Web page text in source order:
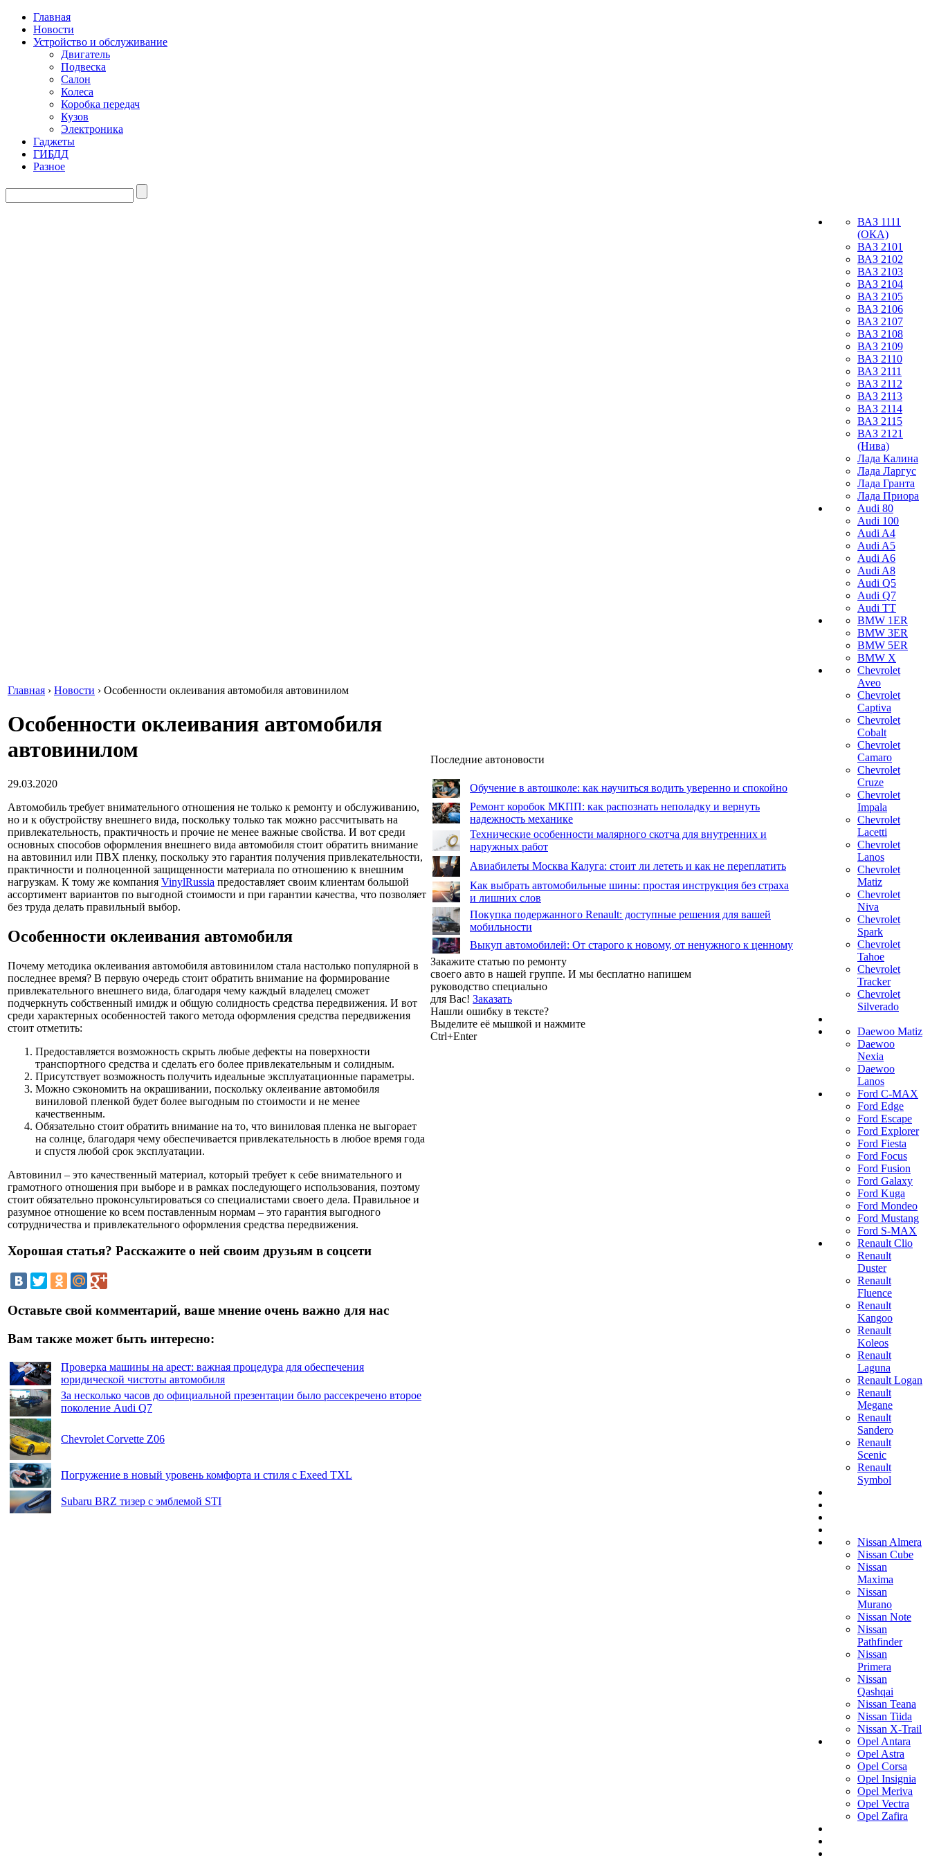
Главная
Новости
Устройство и обслуживание
Двигатель
Подвеска
Салон
Колеса
Коробка передач
Кузов
Электроника
Гаджеты
ГИБДД
Разное
Главная › Новости › Особенности оклеивания автомобиля автовинилом
Особенности оклеивания автомобиля
автовинилом
29.03.2020
Автомобиль требует внимательного отношения не только к ремонту и обслуживанию,
но и к обустройству внешнего вида, поскольку только так можно рассчитывать на
привлекательность, практичность и прочие не менее важные свойства. И вот среди
основных способов оформления внешнего вида автомобиля стоит обратить внимание
на автовинил или ПВХ пленку, поскольку это гарантия получения привлекательности,
практичности и полноценной защищенности материала по отношению к внешним
нагрузкам. К тому же компания VinylRussia предоставляет своим клиентам большой
ассортимент вариантов по выгодной стоимости и при гарантии качества, что позволяет
без труда делать правильный выбор.
Особенности оклеивания автомобиля
Почему методика оклеивания автомобиля автовинилом стала настолько популярной в
последнее время? В первую очередь стоит обратить внимание на формирование
привлекательного внешнего вида, благодаря чему каждый владелец сможет
подчеркнуть собственный имидж и общую солидность средства передвижения. И вот
среди характерных особенностей такого метода оформления средства передвижения
стоит отметить:
Предоставляется возможность скрыть любые дефекты на поверхности
транспортного средства и сделать его более привлекательным и солидным.
Присутствует возможность получить идеальные эксплуатационные параметры.
Можно сэкономить на окрашивании, поскольку оклеивание автомобиля
виниловой пленкой будет более выгодным по стоимости и не менее
качественным.
Обязательно стоит обратить внимание на то, что виниловая пленка не выгорает
на солнце, благодаря чему обеспечивается привлекательность в любое время года
и спустя любой срок эксплуатации.
Автовинил – это качественный материал, который требует к себе внимательного и
грамотного отношения при выборе и в рамках последующего использования, поэтому
стоит обязательно проконсультироваться со специалистами своего дела. Правильное и
разумное отношение ко всем поставленным нормам – это гарантия выгодного
сотрудничества и привлекательного оформления средства передвижения.
Хорошая статья? Расскажите о ней своим друзьям в соцсети
Оставьте свой комментарий, ваше мнение очень важно для нас
Вам также может быть интересно:
Проверка машины на арест: важная процедура для обеспечения
юридической чистоты автомобиля
За несколько часов до официальной презентации было рассекречено второе
поколение Audi Q7
Chevrolet Corvette Z06
Погружение в новый уровень комфорта и стиля с Exeed TXL
Subaru BRZ тизер с эмблемой STI
Последние автоновости
Обучение в автошколе: как научиться водить уверенно и спокойно
Ремонт коробок МКПП: как распознать неполадку и вернуть
надежность механике
Технические особенности малярного скотча для внутренних и
наружных работ
Авиабилеты Москва Калуга: стоит ли лететь и как не переплатить
Как выбрать автомобильные шины: простая инструкция без страха
и лишних слов
Покупка подержанного Renault: доступные решения для вашей
мобильности
Выкуп автомобилей: От старого к новому, от ненужного к ценному
Закажите статью по ремонту
своего авто в нашей группе. И мы бесплатно напишем
руководство специально
для Вас! Заказать
Нашли ошибку в тексте?
Выделите её мышкой и нажмите
Ctrl+Enter
ВАЗ 1111
(ОКА)
ВАЗ 2101
ВАЗ 2102
ВАЗ 2103
ВАЗ 2104
ВАЗ 2105
ВАЗ 2106
ВАЗ 2107
ВАЗ 2108
ВАЗ 2109
ВАЗ 2110
ВАЗ 2111
ВАЗ 2112
ВАЗ 2113
ВАЗ 2114
ВАЗ 2115
ВАЗ 2121
(Нива)
Лада Калина
Лада Ларгус
Лада Гранта
Лада Приора
Audi 80
Audi 100
Audi A4
Audi A5
Audi A6
Audi A8
Audi Q5
Audi Q7
Audi TT
BMW 1ER
BMW 3ER
BMW 5ER
BMW X
Chevrolet
Aveo
Chevrolet
Captiva
Chevrolet
Cobalt
Chevrolet
Camaro
Chevrolet
Cruze
Chevrolet
Impala
Chevrolet
Lacetti
Chevrolet
Lanos
Chevrolet
Matiz
Chevrolet
Niva
Chevrolet
Spark
Chevrolet
Tahoe
Chevrolet
Tracker
Chevrolet
Silverado
Daewoo Matiz
Daewoo
Nexia
Daewoo
Lanos
Ford C-MAX
Ford Edge
Ford Escape
Ford Explorer
Ford Fiesta
Ford Focus
Ford Fusion
Ford Galaxy
Ford Kuga
Ford Mondeo
Ford Mustang
Ford S-MAX
Renault Clio
Renault
Duster
Renault
Fluence
Renault
Kangoo
Renault
Koleos
Renault
Laguna
Renault Logan
Renault
Megane
Renault
Sandero
Renault
Scenic
Renault
Symbol
Nissan Almera
Nissan Cube
Nissan
Maxima
Nissan
Murano
Nissan Note
Nissan
Pathfinder
Nissan
Primera
Nissan
Qashqai
Nissan Teana
Nissan Tiida
Nissan X-Trail
Opel Antara
Opel Astra
Opel Corsa
Opel Insignia
Opel Meriva
Opel Vectra
Opel Zafira